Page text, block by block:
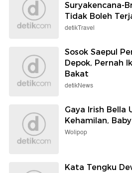
Suryakencana-
Tidak Boleh
detikTravel
Sosok Saepul
Depok, Pernah
Bakat
detikNews
Gaya Irish Bella
Kehamilan,
Wolipop
Kata Tengku